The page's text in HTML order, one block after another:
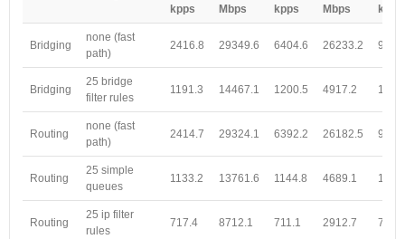
kpps Mbps kpps Mbps kpps
Bridging
none (fast
path)
2416.8 29349.6 6404.6 26233.2
Bridging
25 bridge
filter rules
1191.3 14467.1 1200.5 4917.2
Routing
none (fast
path)
2414.7 29324.1 6392.2 26182.5
Routing
25 simple
queues
1133.2 13761.6 1144.8 4689.1
Routing
25 ip filter
rules
717.4 8712.1 711.1 2912.7 701.8